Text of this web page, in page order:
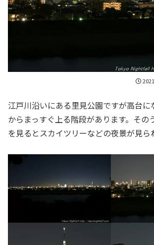
江戸川沿いにある里見公園ですが高台に
からまっすぐ上る階段があります。その
を見るとスカイツリーなどの夜景が見ら